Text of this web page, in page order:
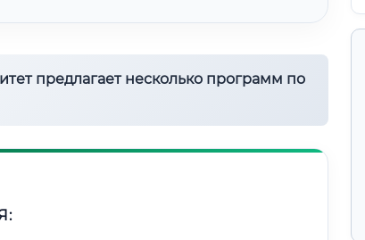
предлагает несколько программ по